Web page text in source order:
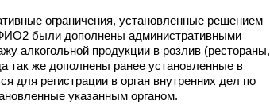
ограничения, установленные решением
были дополнены административными
алкогольной продукции в розлив (рестораны,
так же дополнены ранее установленные в
для регистрации в орган внутренних дел по
указанным органом.